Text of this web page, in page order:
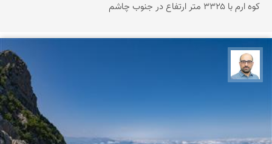
کوه ارم با ۳۳۲۵ متر ارتفاع در جنوب چاشم